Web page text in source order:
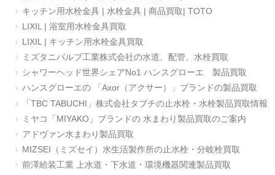
キッチン用水栓金具 | 水栓金具 | 商品買取| TOTO
LIXIL | 浴室用水栓金具買取
LIXIL | キッチン用水栓金具買取
ミズタニバルブ工業株式会社の水道、配管、水栓買取
シャワーヘッド世界シェアNo1 ハンスグローエ 製品買取
ハンスグローエの 「Axor（アクサー）」ブランドの製品買取
「TBC TABUCHI」株式会社タブチの止水栓・水栓製品買取情報
ミヤコ「MIYAKO」ブランドの 水まわり製品買取のご案内
アドヴァン水まわり製品買取
MIZSEI（ミズセイ）水生活製作所の止水栓・分岐栓買取
前澤給装工業 上水道・下水道・環境機器関連製品買取